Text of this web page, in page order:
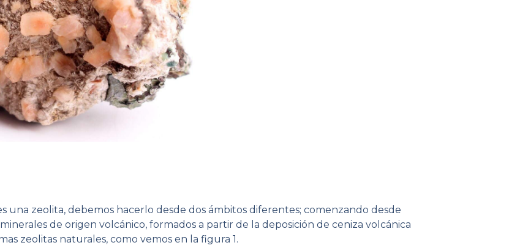
una zeolita, debemos hacerlo desde dos ámbitos diferentes; comenzando desde
de origen volcánico, formados a partir de la deposición de ceniza volcánica
zeolitas naturales, como vemos en la figura 1.